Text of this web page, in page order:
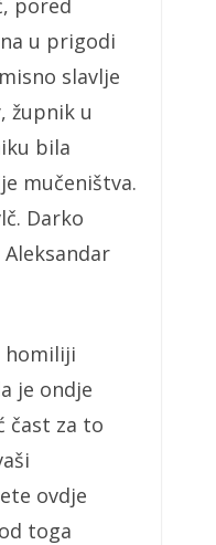
u prigodi
slavlje
župnik u
bila
mučeništva.
Darko
homiliji
je ondje
čast za to
ovdje
toga